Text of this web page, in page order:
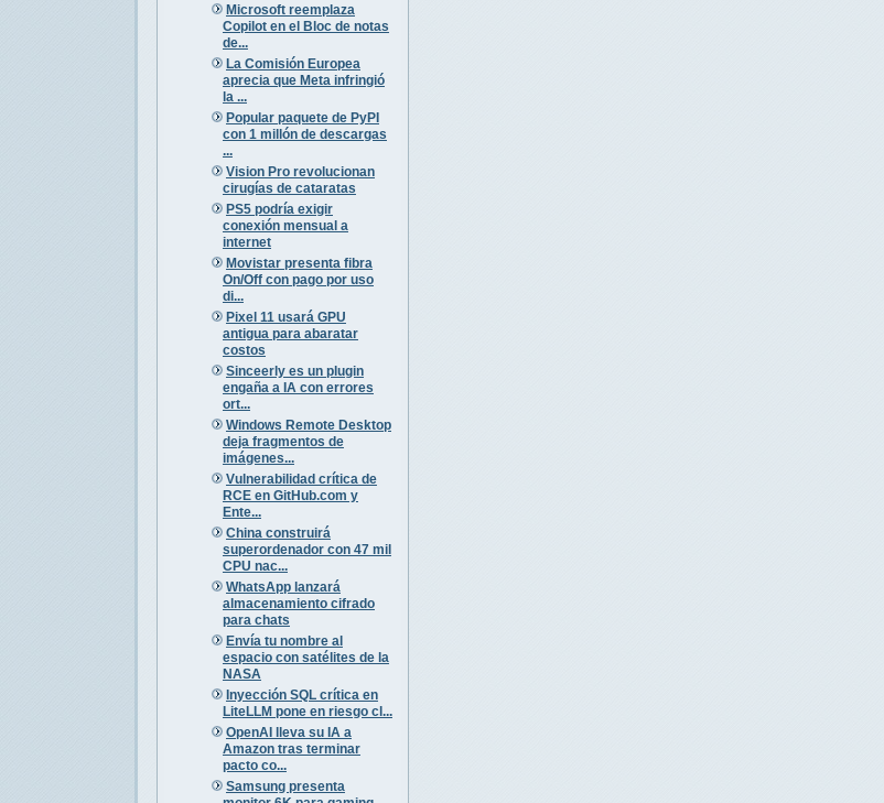
Microsoft reemplaza
Copilot en el Bloc de notas
de...
La Comisión Europea
aprecia que Meta infringió
la ...
Popular paquete de PyPI
con 1 millón de descargas
...
Vision Pro revolucionan
cirugías de cataratas
PS5 podría exigir
conexión mensual a
internet
Movistar presenta fibra
On/Off con pago por uso
di...
Pixel 11 usará GPU
antigua para abaratar
costos
Sinceerly es un plugin
engaña a IA con errores
ort...
Windows Remote Desktop
deja fragmentos de
imágenes...
Vulnerabilidad crítica de
RCE en GitHub.com y
Ente...
China construirá
superordenador con 47 mil
CPU nac...
WhatsApp lanzará
almacenamiento cifrado
para chats
Envía tu nombre al
espacio con satélites de la
NASA
Inyección SQL crítica en
LiteLLM pone en riesgo cl...
OpenAI lleva su IA a
Amazon tras terminar
pacto co...
Samsung presenta